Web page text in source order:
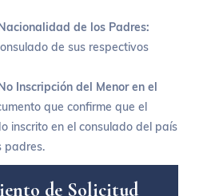
de los Padres:
de sus respectivos
Inscripción del Menor en el
que confirme que el
inscrito en el consulado del país
padres.
iento de Solicitud